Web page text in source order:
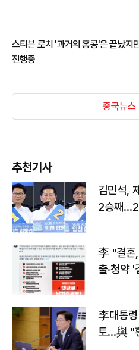
스티븐 로치 '과거의 홍콩'은 끝났지
진행중
중국뉴스
추천기사
김민석,
2승째…2
李 "결혼
출·청약
李대통
토…與 "